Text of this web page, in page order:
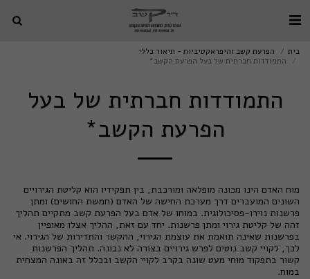
בית
הפרעת קשב והיפראקטיביות - תיאור כללי
התמודדות חברתית של בעל הפרעת הקשב*
התמודדות חברתית של בעל
הפרעת הקשב*
מוח האדם הינו מכונה מופלאה ומורכבת, בין תפקידיו הוא קליטת הגירויים
השונים המועברים דרך מערכת החישה של האדם (חמשת החושים) ומתן
פרשנות נוירו-פסיכולוגית. במוחו של אדם בעל הפרעת קשב מתקיים תהליך
זהה של קליטת גירוי ומתן פרשנות. יחד עם זאת, ההליך אצלו מאופיין
בפרשנות שאינה תואמת את עוצמת הגירוי, ההקשר והתדירות של הגירוי. אי
לכך, לקויי קשב נוטים לפרש גירויים בצורה לא נכונה. תהליך הפרשנות
קשור בתפקוד מוחי מעט שונה בקרב לקויי הקשב ובכלל זה באונה המצחית
במוח.